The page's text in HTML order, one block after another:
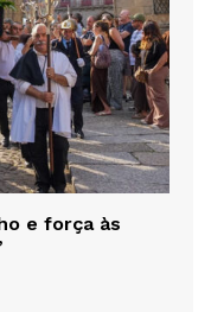
e força às